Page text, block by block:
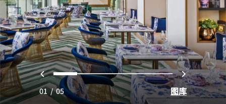
上一页
0 1 2 3 4 下一页
01/05 图库